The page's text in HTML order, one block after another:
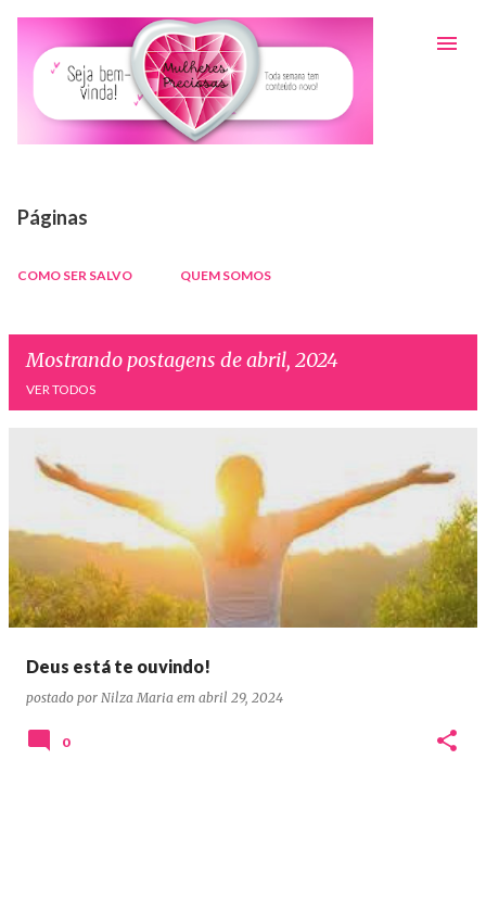
Pular para o conteúdo principal
Páginas
COMO SER SALVO QUEM SOMOS
Mostrando postagens de abril, 2024
VER TODOS
s
t
a
g
Deus está te ouvindo!
postado por Nilza Maria em abril 29, 2024
0